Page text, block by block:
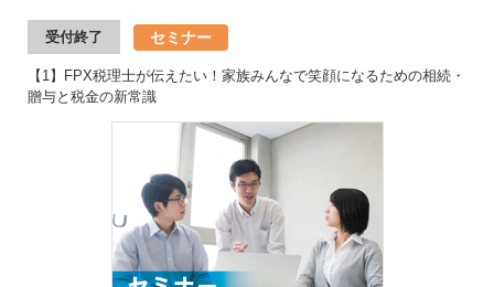
受付終了 セミナー
【1】FPX税理士が伝えたい！家族みんなで笑顔になるための相続・
贈与と税金の新常識